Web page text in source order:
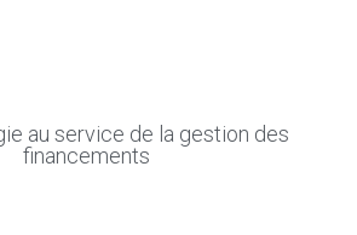
au service de la gestion des
financements